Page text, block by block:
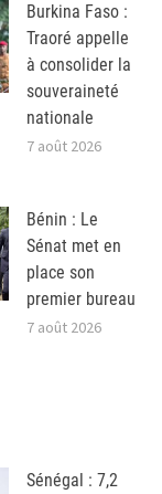
Burkina Faso :
Traoré appelle
à consolider la
souveraineté
nationale
7 août 2026
Bénin : Le
Sénat met en
place son
premier bureau
7 août 2026
Sénégal : 7,2